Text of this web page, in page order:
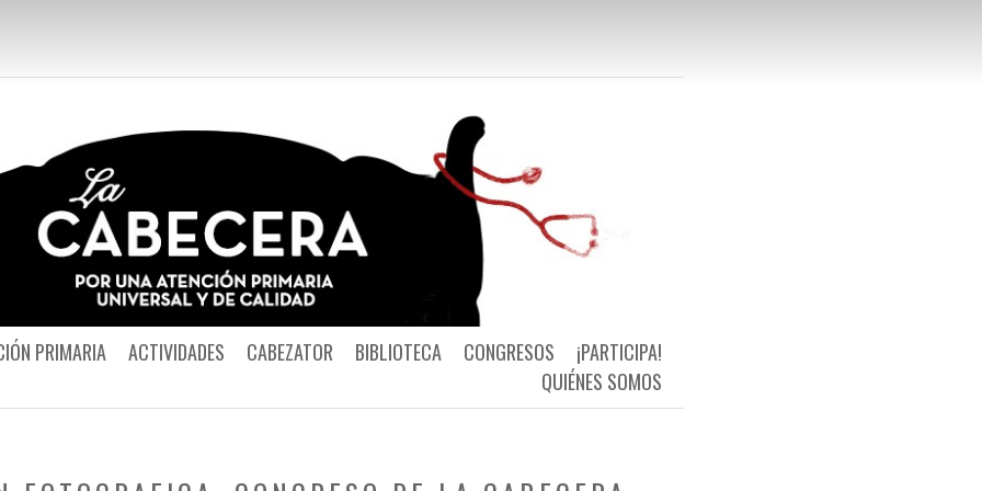
¡PARTICIPA!
CONGRESOS
BIBLIOTECA
CABEZATOR
ACTIVIDADES
PRIMARIA
QUIÉNES SOMOS